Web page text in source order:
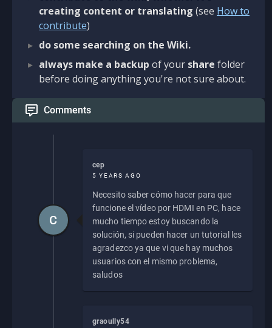
creating content or translating (see How to
contribute)
do some searching on the Wiki.
always make a backup of your share folder
before doing anything you're not sure about.
Comments
cep
5 YEARS AGO
Necesito saber cómo hacer para que
funcione el vídeo por HDMI en PC, hace
mucho tiempo estoy buscando la
solución, si pueden hacer un tutorial les
agradezco ya que vi que hay muchos
usuarios con el mismo problema,
saludos
C
graoully54